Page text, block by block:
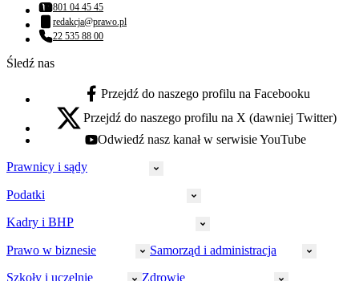
Numer telefonu:
801 04 45 45
Adres email:
redakcja@prawo.pl
Numer telefonu:
22 535 88 00
Śledź nas
facebook - otwiera się w nowej karcie
Przejdź do naszego profilu na Facebooku
x - otwiera się w nowej karcie
Przejdź do naszego profilu na X (dawniej Twitter)
youtube - otwiera się w nowej karcie
Odwiedź nasz kanał w serwisie YouTube
Prawnicy i sądy
Prawnicy
Policja
Podatki
CIT
Akcyza
Kadry i BHP
HR
Prawo w biznesie Samorząd i administracja
Szkoły i uczelnie Zdrowie